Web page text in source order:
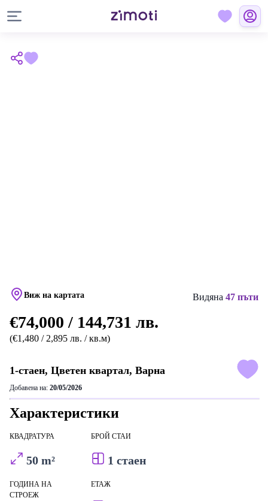
Виж на картата Видяна 47 пъти
€74,000 / 144,731 лв.
(€1,480 / 2,895 лв. / кв.м)
1-стаен, Цветен квартал, Варна
Добавена на: 20/05/2026
Характеристики
КВАДРАТУРА
50 m²
БРОЙ СТАИ
1 стаен
ГОДИНА НА
СТРОЕЖ
ЕТАЖ